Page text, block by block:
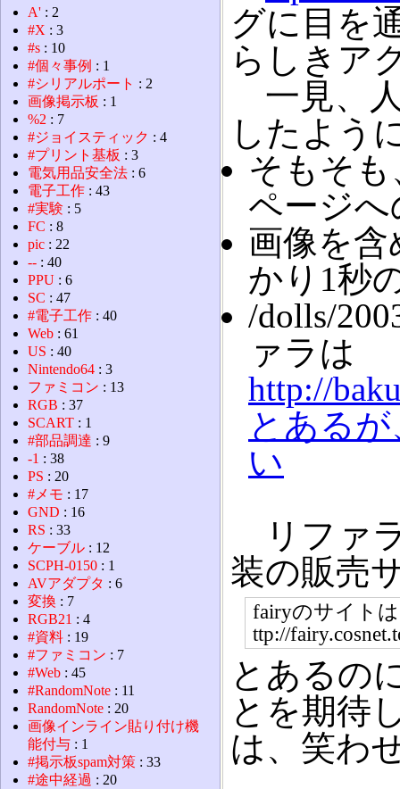
グに目を
らしきア
一見、
したよう
そもそ
ページ
画像を
かり1秒
/dolls/
ァラは
http://
とある
い
リファ
装の販売
fairyのサイト
ttp://
とあるの
とを期待
は、笑わ
A' : 2
#X : 3
#s : 10
#個々事例 : 1
#シリアルポート : 2
画像掲示板 : 1
%2 : 7
#ジョイスティック : 4
#プリント基板 : 3
電気用品安全法 : 6
電子工作 : 43
#実験 : 5
FC : 8
pic : 22
-- : 40
PPU : 6
SC : 47
#電子工作 : 40
Web : 61
US : 40
Nintendo64 : 3
ファミコン : 13
RGB : 37
SCART : 1
#部品調達 : 9
-1 : 38
PS : 20
#メモ : 17
GND : 16
RS : 33
ケーブル : 12
SCPH-0150 : 1
AVアダプタ : 6
変換 : 7
RGB21 : 4
#資料 : 19
#ファミコン : 7
#Web : 45
#RandomNote : 11
RandomNote : 20
画像インライン貼り付け機
能付与 : 1
#掲示板spam対策 : 33
#途中経過 : 20